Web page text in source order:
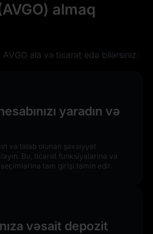
almaq
ala və ticarət edə bilərsiniz:
yaradın və
və tələb olunan şəxsiyyət
Bu, ticarət funksiyalarına və
tam girişi təmin edir.
vəsait depozit